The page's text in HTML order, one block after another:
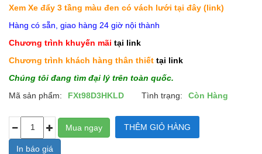
Xem Xe đẩy 3 tầng màu đen có vách lưới tại đây (link)
Hàng có sẵn, giao hàng 24 giờ nội thành
Chương trình khuyến mãi tại link
Chương trình khách hàng thân thiết tại link
Chúng tôi đang tìm đại lý trên toàn quốc.
Mã sản phẩm:
FXt98D3HKLD Tình trạng: Còn Hàng
In báo giá